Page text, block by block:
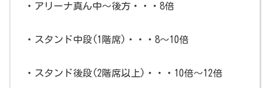
・アリーナ真ん中～後方・・・8倍
・スタンド中段(1階席)・・・8～10倍
・スタンド後段(2階席以上)・・・10倍～12倍